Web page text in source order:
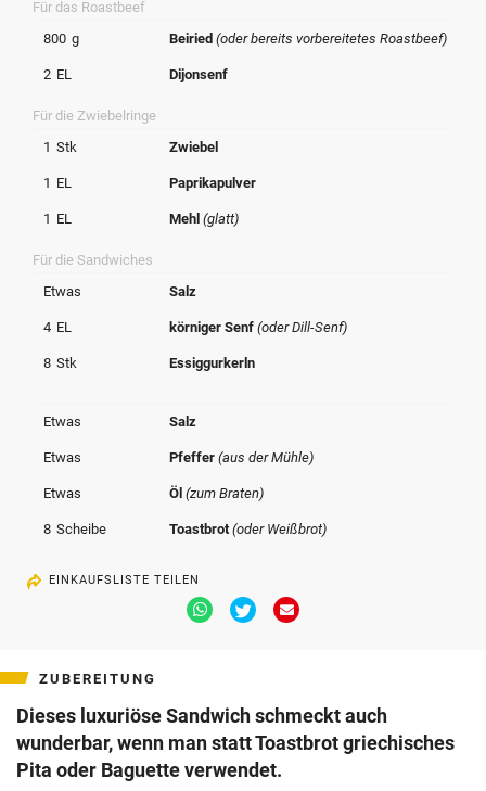
Muthgasse 2, 1190 Wien
Für das Roastbeef
800 g Beiried(oder bereits vorbereitetes Roastbeef)
2 EL Dijonsenf
Für die Zwiebelringe
1 Stk Zwiebel
1 EL Paprikapulver
1 EL Mehl(glatt)
Für die Sandwiches
Etwas
Salz
4 EL körniger Senf(oder Dill-Senf)
8 Stk Essiggurkerln
Etwas Salz
Etwas Pfeffer(aus der Mühle)
Etwas Öl(zum Braten)
8 Scheibe Toastbrot(oder Weißbrot)
EINKAUFSLISTE TEILEN
Via
Whatsapp
Via
Twitter
Via
ZUBEREITUNG
Dieses luxuriöse Sandwich schmeckt auch
wunderbar, wenn man statt Toastbrot griechisches
Pita oder Baguette verwendet.